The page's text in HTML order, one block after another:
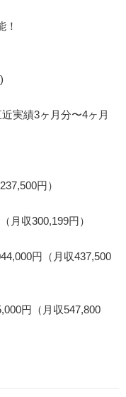
！
実績3ヶ月分〜4ヶ月
円）
月収300,199円）
円（月収437,500
円（月収547,800